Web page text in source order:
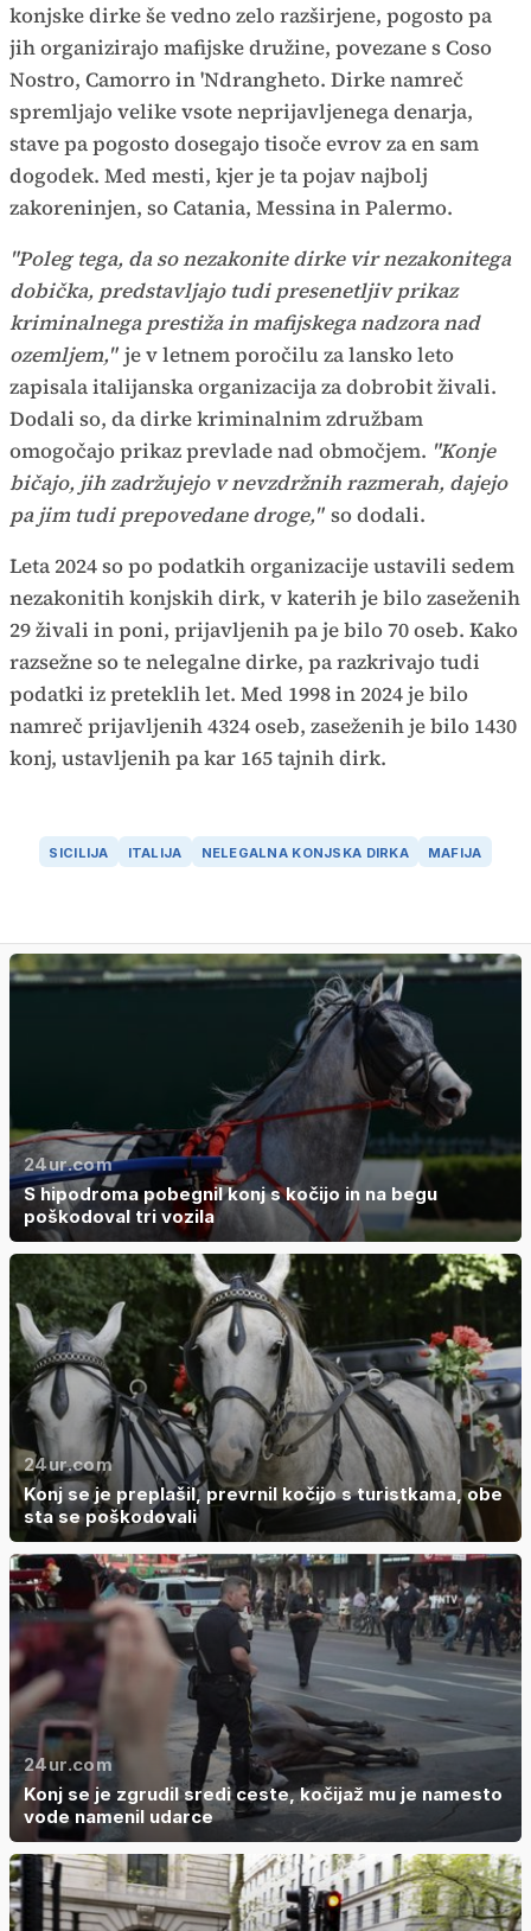
konjske dirke še vedno zelo razširjene, pogosto pa
jih organizirajo mafijske družine, povezane s Coso
Nostro, Camorro in 'Ndrangheto. Dirke namreč
spremljajo velike vsote neprijavljenega denarja,
stave pa pogosto dosegajo tisoče evrov za en sam
dogodek. Med mesti, kjer je ta pojav najbolj
zakoreninjen, so Catania, Messina in Palermo.
"Poleg tega, da so nezakonite dirke vir nezakonitega
dobička, predstavljajo tudi presenetljiv prikaz
kriminalnega prestiža in mafijskega nadzora nad
ozemljem," je v letnem poročilu za lansko leto
zapisala italijanska organizacija za dobrobit živali.
Dodali so, da dirke kriminalnim združbam
omogočajo prikaz prevlade nad območjem. "Konje
bičajo, jih zadržujejo v nevzdržnih razmerah, dajejo
pa jim tudi prepovedane droge," so dodali.
Leta 2024 so po podatkih organizacije ustavili sedem
nezakonitih konjskih dirk, v katerih je bilo zaseženih
29 živali in poni, prijavljenih pa je bilo 70 oseb. Kako
razsežne so te nelegalne dirke, pa razkrivajo tudi
podatki iz preteklih let. Med 1998 in 2024 je bilo
namreč prijavljenih 4324 oseb, zaseženih je bilo 1430
konj, ustavljenih pa kar 165 tajnih dirk.
SICILIJA ITALIJA NELEGALNA KONJSKA DIRKA MAFIJA
24ur.com
S hipodroma pobegnil konj s kočijo in na begu
poškodoval tri vozila
24ur.com
Konj se je preplašil, prevrnil kočijo s turistkama, obe
sta se poškodovali
24ur.com
Konj se je zgrudil sredi ceste, kočijaž mu je namesto
vode namenil udarce